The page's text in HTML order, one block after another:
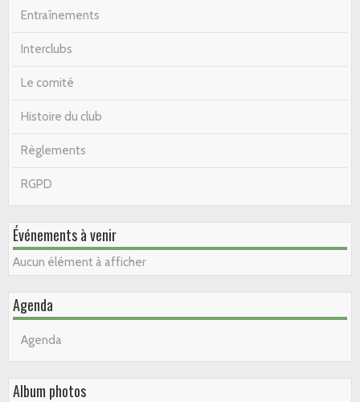
Entraînements
Interclubs
Le comité
Histoire du club
Règlements
RGPD
Événements à venir
Aucun élément à afficher
Agenda
Agenda
Album photos